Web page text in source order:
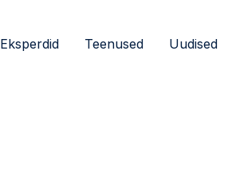
Eksperdid Teenused Uudised